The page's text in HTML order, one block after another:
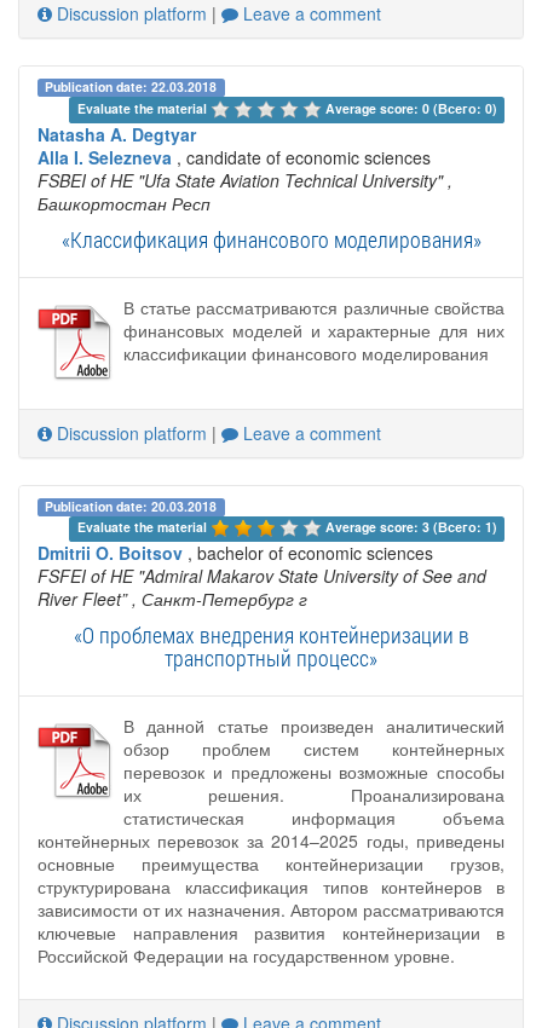
Discussion platform | Leave a comment
Publication date: 22.03.2018
Evaluate the material
Average score: 0 (Всего: 0)
Natasha A. Degtyar
Alla I. Selezneva , candidate of economic sciences
FSBEI of HE "Ufa State Aviation Technical University" ,
Башкортостан Респ
«Классификация финансового моделирования»
В статье рассматриваются различные свойства
финансовых моделей и характерные для них
классификации финансового моделирования
Discussion platform | Leave a comment
Publication date: 20.03.2018
Evaluate the material
Average score: 3 (Всего: 1)
Dmitrii O. Boitsov , bachelor of economic sciences
FSFEI of HE "Admiral Makarov State University of See and
River Fleet” , Санкт-Петербург г
«О проблемах внедрения контейнеризации в
транспортный процесс»
В данной статье произведен аналитический
обзор проблем систем контейнерных
перевозок и предложены возможные способы
их решения. Проанализирована
статистическая информация объема
контейнерных перевозок за 2014–2025 годы, приведены
основные преимущества контейнеризации грузов,
структурирована классификация типов контейнеров в
зависимости от их назначения. Автором рассматриваются
ключевые направления развития контейнеризации в
Российской Федерации на государственном уровне.